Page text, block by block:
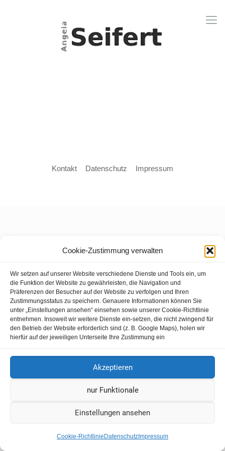
Cookie-Zustimmung verwalten
Wir setzen auf unserer Website verschiedene Dienste und Tools ein, um
die Funktion der Website zu gewährleisten, die Navigation und
Präferenzen der Besucher auf der Website zu verfolgen und Ihren
Zustimmungsstatus zu speichern. Genauere Informationen können Sie
unter „Einstellungen ansehen“ einsehen sowie unserer Cookie-Richtlinie
entnehmen. Insoweit wir weitere Dienste ein-setzen, die nicht zwingend für
den Betrieb der Website erforderlich sind (z. B. Google Maps), holen wir
hierfür auf der jeweiligen Unterseite Ihre Zustimmung ein
Akzeptieren
nur Funktionale
Einstellungen ansehen
Cookie-Richtlinie Datenschutz Impressum
Kontakt Datenschutz Impressum